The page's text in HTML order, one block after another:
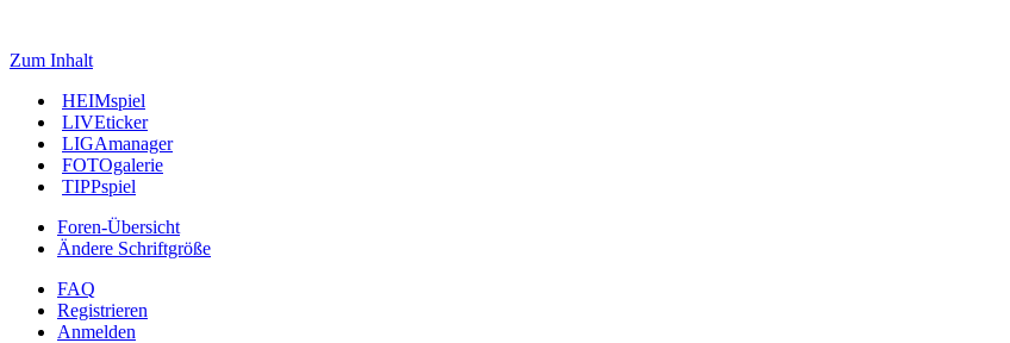
Zum Inhalt
HEIMspiel
LIVEticker
LIGAmanager
FOTOgalerie
TIPPspiel
Foren-Übersicht
Ändere Schriftgröße
FAQ
Registrieren
Anmelden